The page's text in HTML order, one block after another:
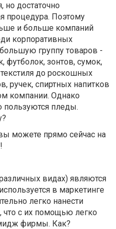
но достаточно
процедура. Поэтому
и больше компаний
корпоративных
группу товаров -
футболок, зонтов, сумок,
до роскошных
ручек, спиртных напитков
компании. Однако
пользуются пледы.
можете прямо сейчас на
видах) являются
в маркетинге
легко нанести
что с их помощью легко
фирмы. Как?